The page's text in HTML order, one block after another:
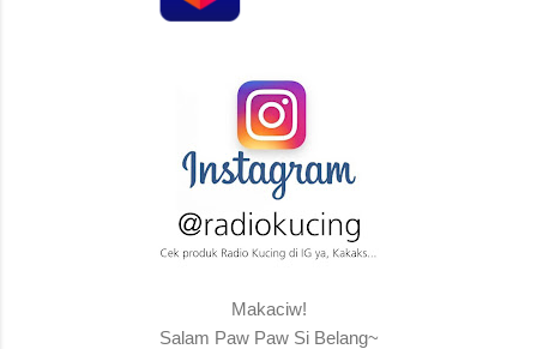
Makaciw!
Salam Paw Paw Si Belang~